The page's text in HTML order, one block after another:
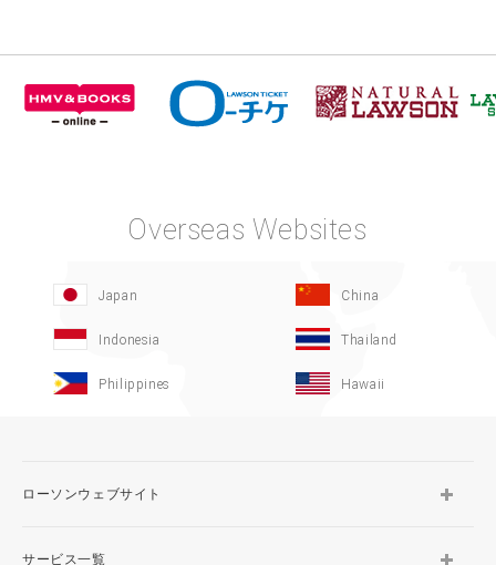
Overseas Websites
Japan China
Indonesia Thailand
Philippines Hawaii
ローソンウェブサイト
サービス一覧